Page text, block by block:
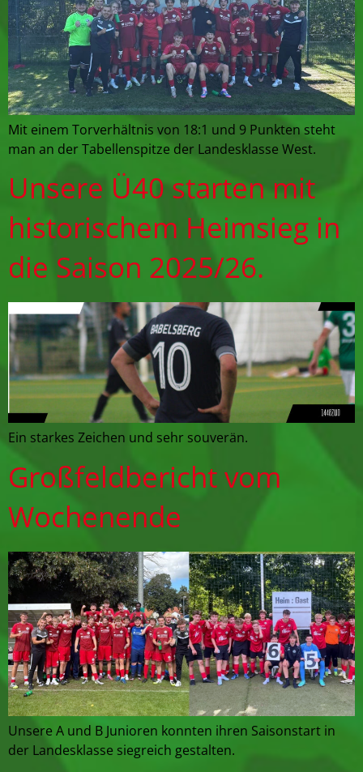
Mit einem Torverhältnis von 18:1 und 9 Punkten steht
man an der Tabellenspitze der Landesklasse West.
Unsere Ü40 starten mit
historischem Heimsieg in
die Saison 2025/26.
Ein starkes Zeichen und sehr souverän.
Großfeldbericht vom
Wochenende
Unsere A und B Junioren konnten ihren Saisonstart in
der Landesklasse siegreich gestalten.